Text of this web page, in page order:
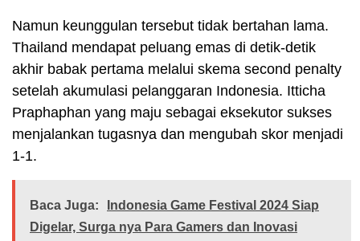
Namun keunggulan tersebut tidak bertahan lama.
Thailand mendapat peluang emas di detik-detik
akhir babak pertama melalui skema second penalty
setelah akumulasi pelanggaran Indonesia. Itticha
Praphaphan yang maju sebagai eksekutor sukses
menjalankan tugasnya dan mengubah skor menjadi
1-1.
Baca Juga:
Indonesia Game Festival 2024 Siap
Digelar, Surga nya Para Gamers dan Inovasi